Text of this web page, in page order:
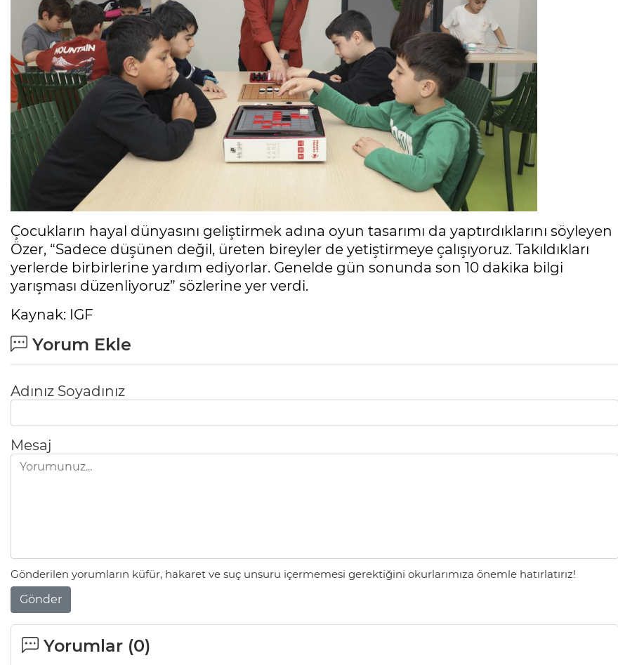
Çocukların hayal dünyasını geliştirmek adına oyun tasarımı da yaptırdıklarını söyleyen
Özer, “Sadece düşünen değil, üreten bireyler de yetiştirmeye çalışıyoruz. Takıldıkları
yerlerde birbirlerine yardım ediyorlar. Genelde gün sonunda son 10 dakika bilgi
yarışması düzenliyoruz” sözlerine yer verdi.
Kaynak: IGF
Yorum Ekle
Adınız Soyadınız
Mesaj
Gönderilen yorumların küfür, hakaret ve suç unsuru içermemesi gerektiğini okurlarımıza önemle hatırlatırız!
Gönder
Yorumlar (0)